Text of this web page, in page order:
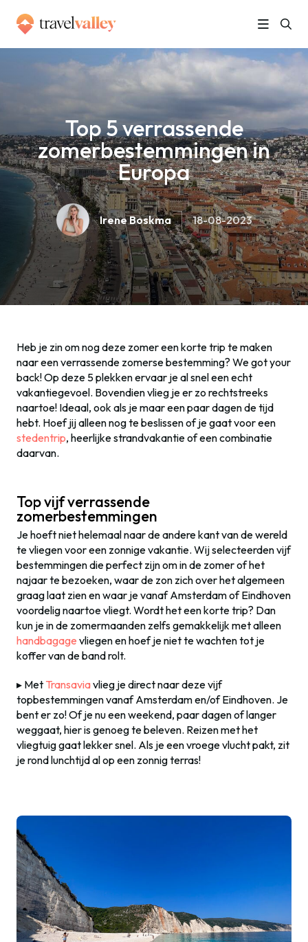
Top 5 verrassende zomerbestemmingen in Europa
Top 5 verrassende
zomerbestemmingen in
Europa
Irene Boskma 18-08-2023
Heb je zin om nog deze zomer een korte trip te maken
naar een verrassende zomerse bestemming? We got your
back! Op deze 5 plekken ervaar je al snel een echt
vakantiegevoel. Bovendien vlieg je er zo rechtstreeks
naartoe! Ideaal, ook als je maar een paar dagen de tijd
hebt. Hoef jij alleen nog te beslissen of je gaat voor een
stedentrip, heerlijke strandvakantie of een combinatie
daarvan.
Top vijf verrassende
zomerbestemmingen
Je hoeft niet helemaal naar de andere kant van de wereld
te vliegen voor een zonnige vakantie. Wij selecteerden vijf
bestemmingen die perfect zijn om in de zomer of het
najaar te bezoeken, waar de zon zich over het algemeen
graag laat zien en waar je vanaf Amsterdam of Eindhoven
voordelig naartoe vliegt. Wordt het een korte trip? Dan
kun je in de zomermaanden zelfs gemakkelijk met alleen
handbagage vliegen en hoef je niet te wachten tot je
koffer van de band rolt.
▸ Met Transaviavlieg je direct naar deze vijf
topbestemmingen vanaf Amsterdam en/of Eindhoven. Je
bent er zo! Of je nu een weekend, paar dagen of langer
weggaat, hier is genoeg te beleven. Reizen met het
vliegtuig gaat lekker snel. Als je een vroege vlucht pakt, zit
je rond lunchtijd al op een zonnig terras!